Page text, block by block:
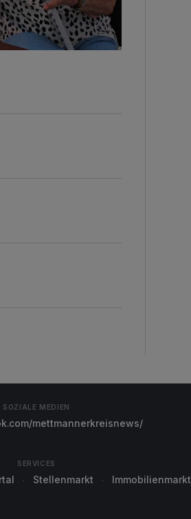
SOZIALE MEDIEN
mettmannerkreisnews/
SERVICES
Stellenmarkt Immobilienmarkt